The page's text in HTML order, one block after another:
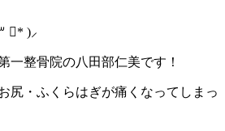
॑* )⸝
一整骨院の八田部仁美です！
尻・ふくらはぎが痛くなってしまっ